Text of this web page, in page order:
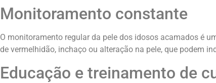
Monitoramento constante
O monitoramento regular da pele dos idosos acamados é
de vermelhidão, inchaço ou alteração na pele, que podem
Educação e treinamento de